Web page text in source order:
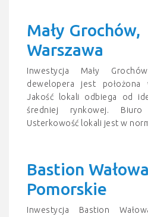
Mały Grochów,
Warszawa
Inwestycja Mały
dewelopera jest położona
Jakość lokali odbiega od
średniej rynkowej. Biuro
Usterkowość lokali jest w
Bastion
Pomorskie
Inwestycja Bastion